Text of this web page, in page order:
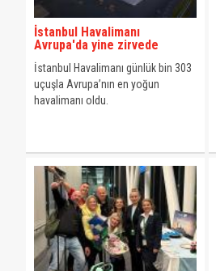
İstanbul Havalimanı
Avrupa'da yine zirvede
İstanbul Havalimanı günlük bin 303
uçuşla Avrupa’nın en yoğun
havalimanı oldu.